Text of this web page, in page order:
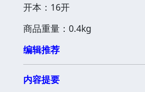
开本：16开
商品重量：0.4kg
编辑推荐
内容提要